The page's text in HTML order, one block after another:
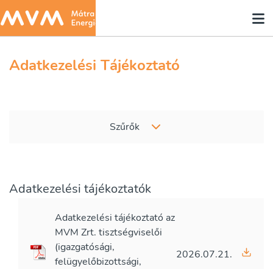
Adatkezelési Tájékoztató
Szűrők
Adatkezelési tájékoztatók
Adatkezelési tájékoztató az
MVM Zrt. tisztségviselői
(igazgatósági,
felügyelőbizottsági,
2026.07.21.